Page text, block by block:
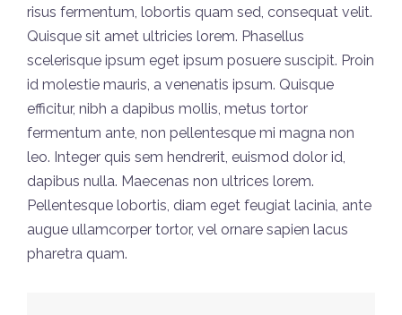
risus fermentum, lobortis quam sed, consequat velit.
Quisque sit amet ultricies lorem. Phasellus
scelerisque ipsum eget ipsum posuere suscipit. Proin
id molestie mauris, a venenatis ipsum. Quisque
efficitur, nibh a dapibus mollis, metus tortor
fermentum ante, non pellentesque mi magna non
leo. Integer quis sem hendrerit, euismod dolor id,
dapibus nulla. Maecenas non ultrices lorem.
Pellentesque lobortis, diam eget feugiat lacinia, ante
augue ullamcorper tortor, vel ornare sapien lacus
pharetra quam.